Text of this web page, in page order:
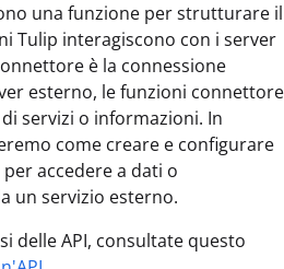
una funzione per strutturare il
Tulip interagiscono con i server
è la connessione
esterno, le funzioni connettore
servizi o informazioni. In
come creare e configurare
accedere a dati o
un servizio esterno.
delle API, consultate questo